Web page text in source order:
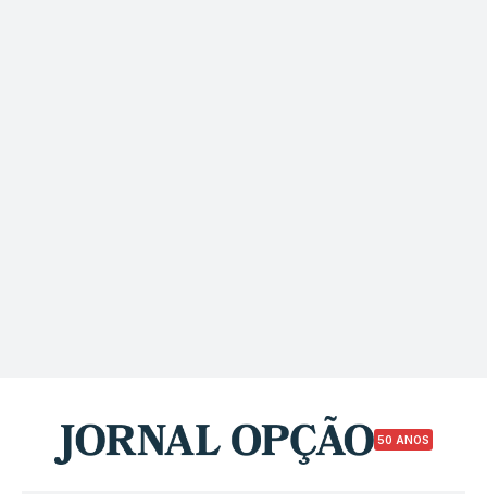
50 ANOS